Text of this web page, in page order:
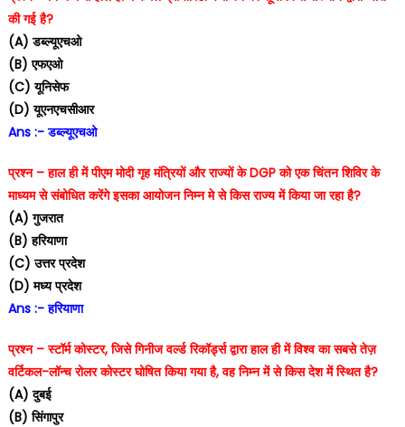
की गई है?
(A) डब्ल्यूएचओ
(B) एफएओ
(C) यूनिसेफ
(D) यूएनएचसीआर
Ans :- डब्ल्यूएचओ
प्रश्न – हाल ही में पीएम मोदी गृह मंत्रियों और राज्यों के DGP को एक चिंतन शिविर के
माध्यम से संबोधित करेंगे इसका आयोजन निम्न मे से किस राज्य में किया जा रहा है?
(A) गुजरात
(B) हरियाणा
(C) उत्तर प्रदेश
(D) मध्य प्रदेश
Ans :- हरियाणा
प्रश्न – स्टॉर्म कोस्टर, जिसे गिनीज वर्ल्ड रिकॉर्ड्स द्वारा हाल ही में विश्व का सबसे तेज़
वर्टिकल-लॉन्च रोलर कोस्टर घोषित किया गया है, वह निम्न में से किस देश में स्थित है?
(A) दुबई
(B) सिंगापुर